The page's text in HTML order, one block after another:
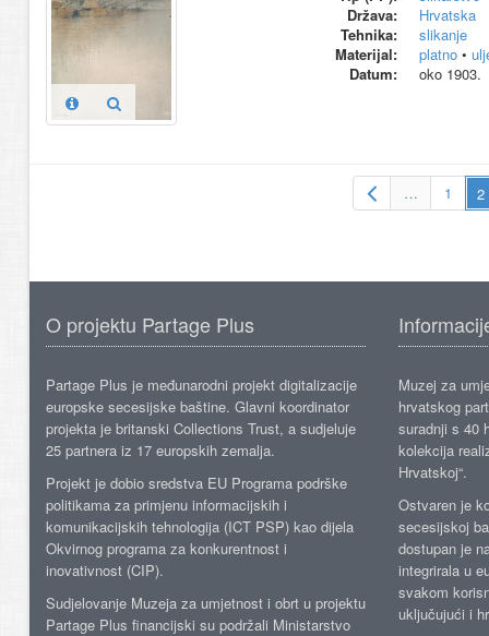
Država:
Hrvatska
Tehnika:
slikanje
Materijal:
platno•
Datum:
oko 1903.
… 1
O projektu Partage Plus
Partage Plus je međunarodni projekt digitalizacije
europske secesijske baštine. Glavni koordinator
projekta je britanski Collections Trust, a sudjeluje
25 partnera iz 17 europskih zemalja.
Projekt je dobio sredstva EU Programa podrške
politikama za primjenu informacijskih i
komunikacijskih tehnologija (ICT PSP) kao dijela
Okvirnog programa za konkurentnost i
inovativnost (CIP).
Sudjelovanje Muzeja za umjetnost i obrt u projektu
Partage Plus financijski su podržali Ministarstvo
Muzej za
hrvatskog
suradnji s 40
kolekcija
Hrvatskoj“.
Ostvaren je
secesijskoj
dostupan je
integrirala u
svakom
uključujući i